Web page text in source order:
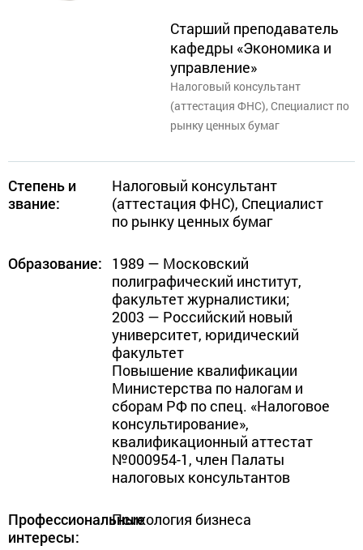
Старший преподаватель
кафедры «Экономика и
управление»
Налоговый консультант
(аттестация ФНС), Специалист по
рынку ценных бумаг
Степень и
звание:
Налоговый консультант
(аттестация ФНС), Специалист
по рынку ценных бумаг
Образование: 1989 — Московский
полиграфический институт,
факультет журналистики;
2003 — Российский новый
университет, юридический
факультет
Повышение квалификации
Министерства по налогам и
сборам РФ по спец. «Налоговое
консультирование»,
квалификационный аттестат
№000954-1, член Палаты
налоговых консультантов
Профессиональные
интересы:
Психология бизнеса